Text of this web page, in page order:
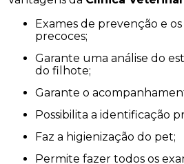
Exames de prevenção e os diagnósticos
precoces;
Garante uma análise do estado geral de saúde
do filhote;
Garante o
Possibilita a identificação
Faz a higienização do pet;
Permite fazer todos os exames e procedimentos